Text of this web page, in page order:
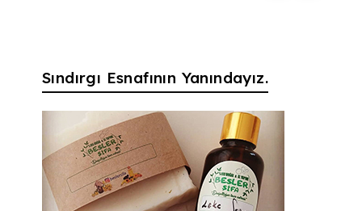
Sındırgı Esnafının Yanındayız.